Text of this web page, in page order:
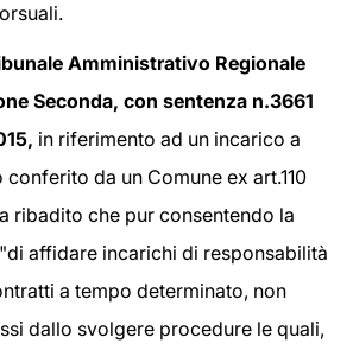
Amministrativo Regionale
Seconda, con sentenza n.3661
in riferimento ad un incarico a
da un Comune ex art.110
ribadito che pur consentendo la
affidare incarichi di responsabilità
a tempo determinato, non
dallo svolgere procedure le quali,